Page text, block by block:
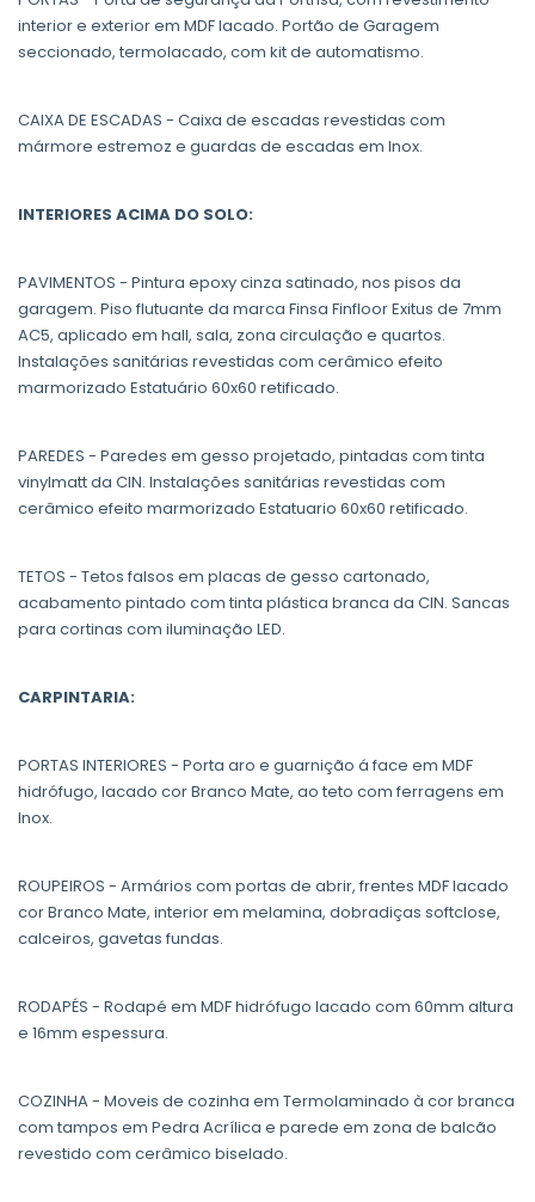
interior e exterior em MDF lacado. Portão de Garagem
seccionado, termolacado, com kit de automatismo.
CAIXA DE ESCADAS - Caixa de escadas revestidas com
mármore estremoz e guardas de escadas em Inox.
INTERIORES ACIMA DO SOLO:
PAVIMENTOS - Pintura epoxy cinza satinado, nos pisos da
garagem. Piso flutuante da marca Finsa Finfloor Exitus de 7mm
AC5, aplicado em hall, sala, zona circulação e quartos.
Instalações sanitárias revestidas com cerâmico efeito
marmorizado Estatuário 60x60 retificado.
PAREDES - Paredes em gesso projetado, pintadas com tinta
vinylmatt da CIN. Instalações sanitárias revestidas com
cerâmico efeito marmorizado Estatuario 60x60 retificado.
TETOS - Tetos falsos em placas de gesso cartonado,
acabamento pintado com tinta plástica branca da CIN. Sancas
para cortinas com iluminação LED.
CARPINTARIA:
PORTAS INTERIORES - Porta aro e guarnição á face em MDF
hidrófugo, lacado cor Branco Mate, ao teto com ferragens em
Inox.
ROUPEIROS - Armários com portas de abrir, frentes MDF lacado
cor Branco Mate, interior em melamina, dobradiças softclose,
calceiros, gavetas fundas.
RODAPÉS - Rodapé em MDF hidrófugo lacado com 60mm altura
e 16mm espessura.
COZINHA - Moveis de cozinha em Termolaminado à cor branca
com tampos em Pedra Acrílica e parede em zona de balcão
revestido com cerâmico biselado.